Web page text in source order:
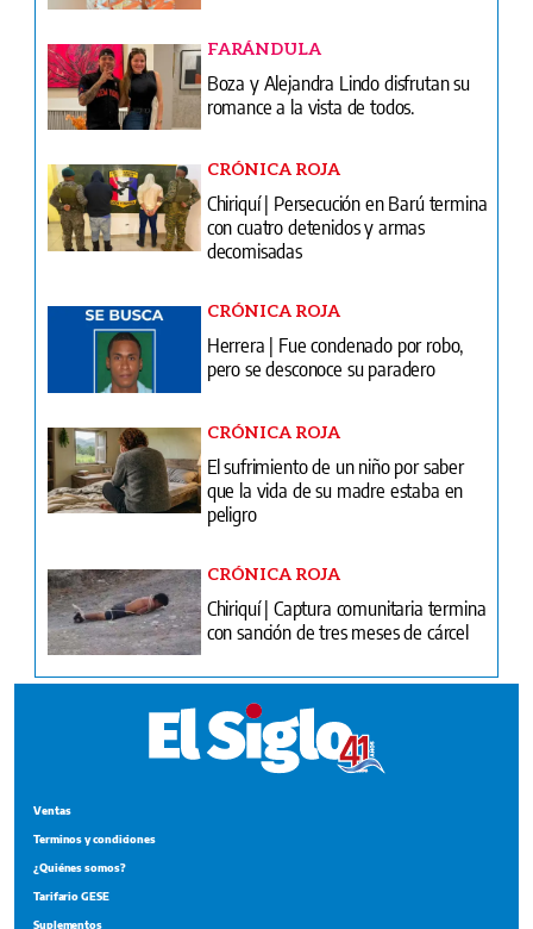
FARÁNDULA
Boza y Alejandra Lindo disfrutan su
romance a la vista de todos.
CRÓNICA ROJA
Chiriquí | Persecución en Barú termina
con cuatro detenidos y armas
decomisadas
CRÓNICA ROJA
Herrera | Fue condenado por robo,
pero se desconoce su paradero
CRÓNICA ROJA
El sufrimiento de un niño por saber
que la vida de su madre estaba en
peligro
CRÓNICA ROJA
Chiriquí | Captura comunitaria termina
con sanción de tres meses de cárcel
Ventas
Terminos y condiciones
¿Quiénes somos?
Tarifario GESE
Suplementos